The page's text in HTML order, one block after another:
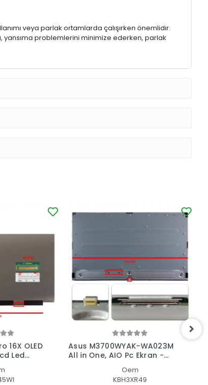
veya parlak ortamlarda çalışırken önemlidir.
yansıma problemlerini minimize ederken, parlak
16X OLED
Led
Asus M3700WYAK-WA023M
All in One, AIO Pc Ekran -
Oem
KBH3XR49